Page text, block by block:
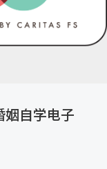
姻自学电子